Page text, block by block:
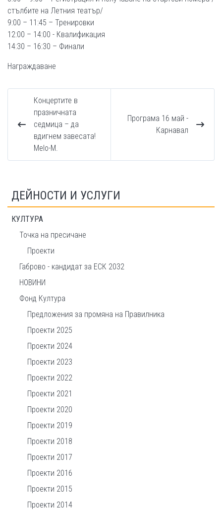
стълбите на Летния театър/
9:00 – 11:45 – Тренировки
12:00 – 14:00 - Квалификация
14:30 – 16:30 – Финали
Награждаване
Концертите в
празничната
седмица – да
вдигнем завесата!
Мelo-M.
Програма 16 май -
Карнавал
ДЕЙНОСТИ И УСЛУГИ
КУЛТУРА
Точка на пресичане
Проекти
Габрово - кандидат за ЕСК 2032
НОВИНИ
Фонд Култура
Предложения за промяна на Правилника
Проекти 2025
Проекти 2024
Проекти 2023
Проекти 2022
Проекти 2021
Проекти 2020
Проекти 2019
Проекти 2018
Проекти 2017
Проекти 2016
Проекти 2015
Проекти 2014